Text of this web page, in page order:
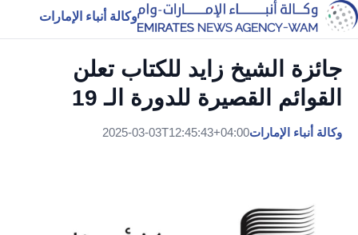
وكالة أنباء الإمارات
جائزة الشيخ زايد للكتاب تعلن
القوائم القصيرة للدورة الـ 19
وكالة أنباء الإمارات2025-03-03T12:45:43+04:00